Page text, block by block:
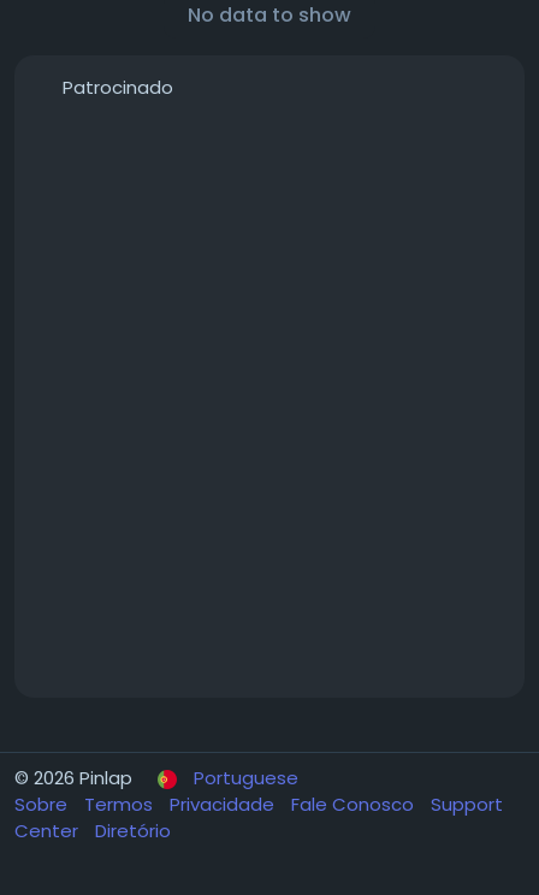
No data to show
Patrocinado
© 2026 Pinlap
Portuguese
Sobre
Termos Privacidade Fale Conosco
Support
Center
Diretório